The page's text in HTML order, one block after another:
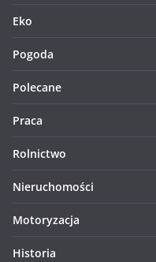
Eko
Pogoda
Polecane
Praca
Rolnictwo
Nieruchomości
Motoryzacja
Historia